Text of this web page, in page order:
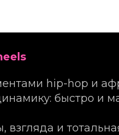
hip-hop и
быстро и
и